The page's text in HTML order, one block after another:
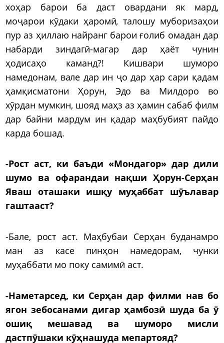
хоҳар барои ба даст овардани як мард,
моҷарои кӯдаки ҳаромӣ, талошу муборизаҳои
пур аз ҳиллаю найранг барои ғолиб омадан дар
набарди зиндагӣ-магар дар ҳаёт чунин
ҳодисаҳо каманд?! Кишвари шуморо
намедонам, вале дар ин ҷо дар ҳар сари қадам
ҳамқисматони Ҳорун, Эдо ва Милдоро во
хӯрдан мумкин, шояд маҳз аз ҳамин сабаб филм
дар байни мардум ин қадар маҳбубият пайдо
карда бошад.
-Рост аст, ки баъди «Мондагор» дар дили
шумо ва офарандаи нақши Ҳорун-Серҳан
Яваш оташаки ишқу муҳаббат шӯълавар
гаштааст?
-Бале, рост аст. Маҳбубаи Серҳан буданамро
ман аз касе пинҳон намедорам, чунки
муҳаббати мо поку самимӣ аст.
-Наметарсед, ки Серҳан дар филми нав бо
ягон зебосанами дигар ҳамбозӣ шуда ба ӯ
ошиқ мешавад ва шуморо мисли
дастпӯшаки кӯҳнашуда мепартояд?